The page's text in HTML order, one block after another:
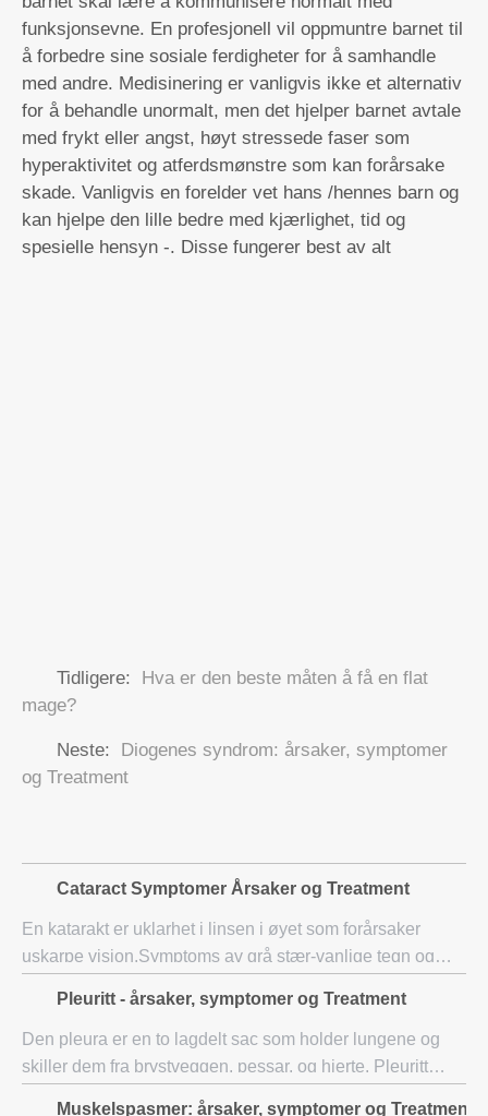
funksjonsevne. En profesjonell vil oppmuntre barnet til
å forbedre sine sosiale ferdigheter for å samhandle
med andre. Medisinering er vanligvis ikke et alternativ
for å behandle unormalt, men det hjelper barnet avtale
med frykt eller angst, høyt stressede faser som
hyperaktivitet og atferdsmønstre som kan forårsake
skade. Vanligvis en forelder vet hans /hennes barn og
kan hjelpe den lille bedre med kjærlighet, tid og
spesielle hensyn -. Disse fungerer best av alt
Tidligere:
Hva er den beste måten å få en flat
mage?
Neste:
Diogenes syndrom: årsaker, symptomer
og Treatment
Cataract Symptomer Årsaker og Treatment
En katarakt er uklarhet i linsen i øyet som forårsaker
uskarpe vision.Symptoms av grå stær-vanlige tegn og
svakt syn • Økende problemer med sy
Pleuritt - årsaker, symptomer og Treatment
Den pleura er en to lagdelt sac som holder lungene og
skiller dem fra brystveggen, pessar, og hjerte. Pleuritt
Muskelspasmer: årsaker, symptomer og Treatment